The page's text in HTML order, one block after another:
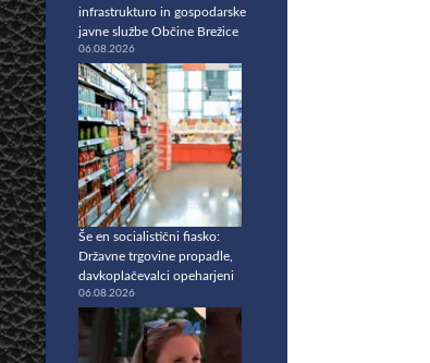
infrastrukturo in gospodarske
javne službe Občine Brežice
06.08.2026
Še en socialistični fiasko:
Državne trgovine propadle,
davkoplačevalci opeharjeni
06.08.2026